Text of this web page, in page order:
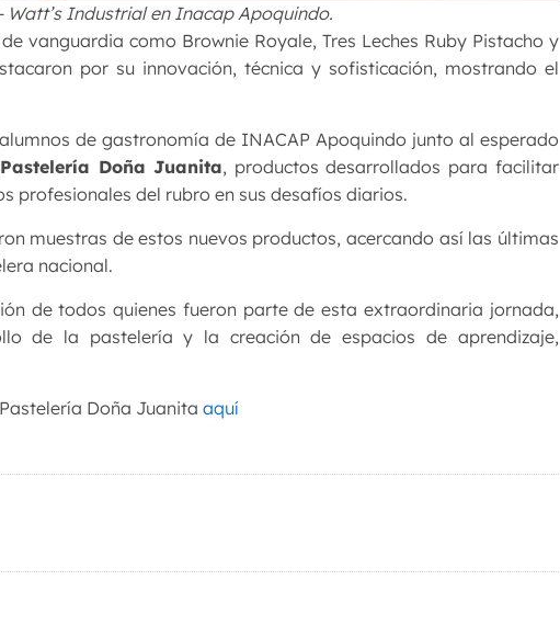
Watt’s Industrial en Inacap Apoquindo.
vanguardia como Brownie Royale, Tres Leches Ruby Pistacho y
por su innovación, técnica y sofisticación, mostrando el
de gastronomía de INACAP Apoquindo junto al esperado
Doña Juanita, productos desarrollados para facilitar
profesionales del rubro en sus desafíos diarios.
muestras de estos nuevos productos, acercando así las últimas
nacional.
de todos quienes fueron parte de esta extraordinaria jornada,
de la pastelería y la creación de espacios de aprendizaje,
Doña Juanitaaquí